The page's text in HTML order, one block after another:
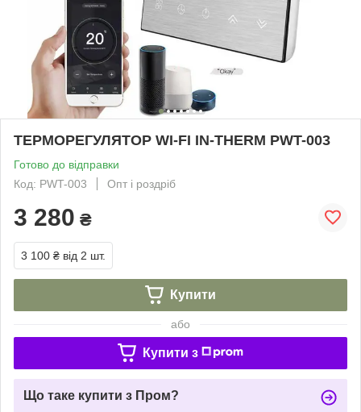
ТЕРМОРЕГУЛЯТОР WI-FI IN-THERM PWT-003
Готово до відправки
Код: PWT-003
Опт і роздріб
3 280 ₴
3 100 ₴ від 2 шт.
Купити
або
Купити з
Що таке купити з Пром?